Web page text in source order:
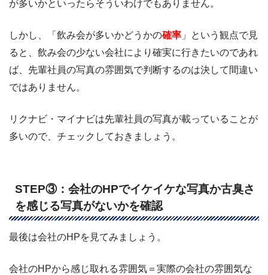
が多いかといったらそういわけでもありません。
しかし、「飲み会が多いかどうかの確率 」という観点で見
ると、飲み会の少ない会社により確実に行きたいのであれ
ば、先輩社員の写真の雰囲気で判断するのは決して間違い
ではありません。
リクナビ・マイナビは先輩社員の写真が載っていることが
多いので、チェックしておきましょう。
STEP③：会社のHPでイケイケな写真か古臭さ
を感じる写真がないかを確認
最後は会社のHPを見てみましょう。
会社のHPから感じ取れる雰囲気＝実際の会社の雰囲気な